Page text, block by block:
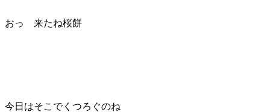
おっ 来たね桜餅
今日はそこでくつろぐのね